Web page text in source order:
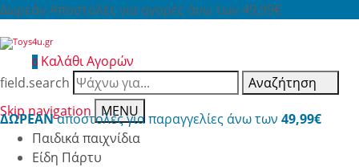
Δωρεάν Αποστολές για αγορές άνω των 49,99€
0 Καλάθι Αγορών
field.search
Αναζήτηση
Skip navigation
MENU
ΔΩΡΕΑΝαποστολές για παραγγελίες άνω των 49,99€
Παιδικά παιχνίδια
Είδη Πάρτυ